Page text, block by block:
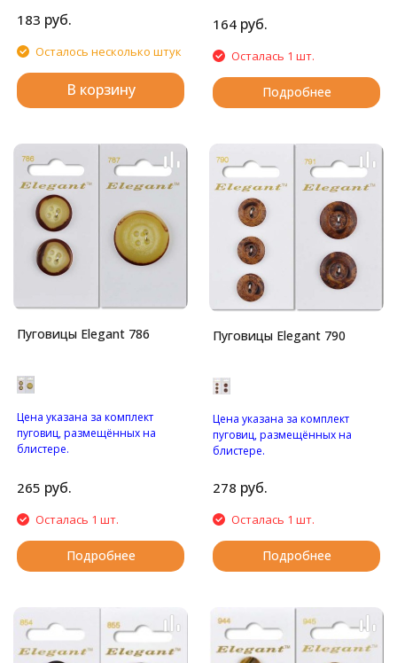
183 руб.
Осталось несколько штук
В корзину
отверстиями.
164 руб.
Осталась 1 шт.
Подробнее
Пуговицы Elegant 786
Цена указана за комплект
пуговиц, размещённых на
блистере.
четырьмя отверстиями.
265 руб.
Осталась 1 шт.
Подробнее
Пуговицы Elegant 790
Цена указана за комплект
пуговиц, размещённых на
блистере.
отверстиями.
278 руб.
Осталась 1 шт.
Подробнее